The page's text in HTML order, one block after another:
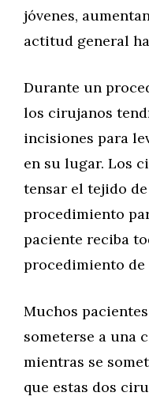
jóvenes,
actitud general
Durante un
los cirujanos
incisiones para
en su lugar. Los
tensar el tejido
procedimiento
paciente reciba
procedimiento
Muchos
someterse a una
mientras se
que estas dos